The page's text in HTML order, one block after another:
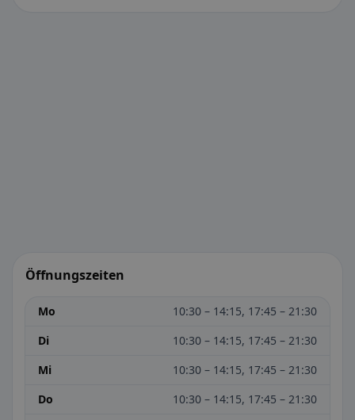
Öffnungszeiten
Mo
10:30 – 14:15, 17:45 – 21:30
Di
10:30 – 14:15, 17:45 – 21:30
Mi
10:30 – 14:15, 17:45 – 21:30
Do
10:30 – 14:15, 17:45 – 21:30